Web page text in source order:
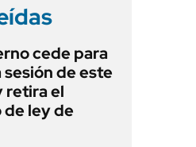
cede para
sesión de este
retira el
ley de